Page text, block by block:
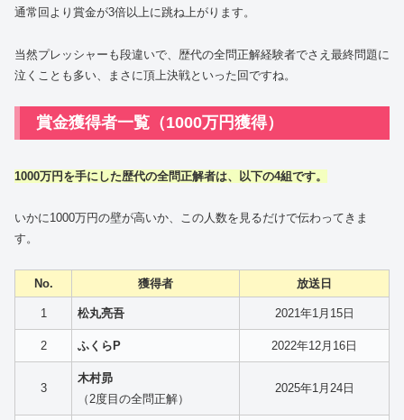
通常回より賞金が3倍以上に跳ね上がります。
当然プレッシャーも段違いで、歴代の全問正解経験者でさえ最終問題に
泣くことも多い、まさに頂上決戦といった回ですね。
賞金獲得者一覧（1000万円獲得）
1000万円を手にした歴代の全問正解者は、以下の4組です。
いかに1000万円の壁が高いか、この人数を見るだけで伝わってきま
す。
No. 獲得者 放送日
1 松丸亮吾 2021年1月15日
2 ふくらP 2022年12月16日
3
木村昴
（2度目の全問正解）
2025年1月24日